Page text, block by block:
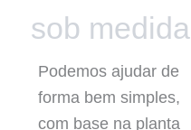
sob medida
Podemos ajudar de
forma bem simples,
com base na planta